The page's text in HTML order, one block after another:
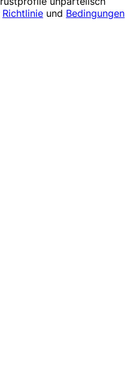
Richtlinie und Bedingungen